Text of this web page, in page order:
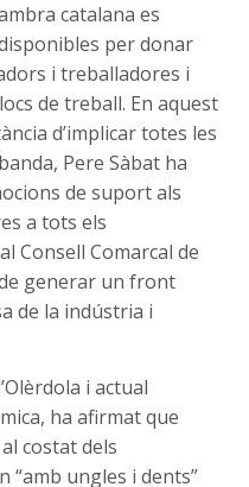
catalana es
per donar
i treballadores i
de treball. En aquest
d’implicar totes les
Pere Sàbat ha
de suport als
a tots els
Consell Comarcal de
de generar un front
de la indústria i
i actual
ha afirmat que
costat dels
“amb ungles i dents”